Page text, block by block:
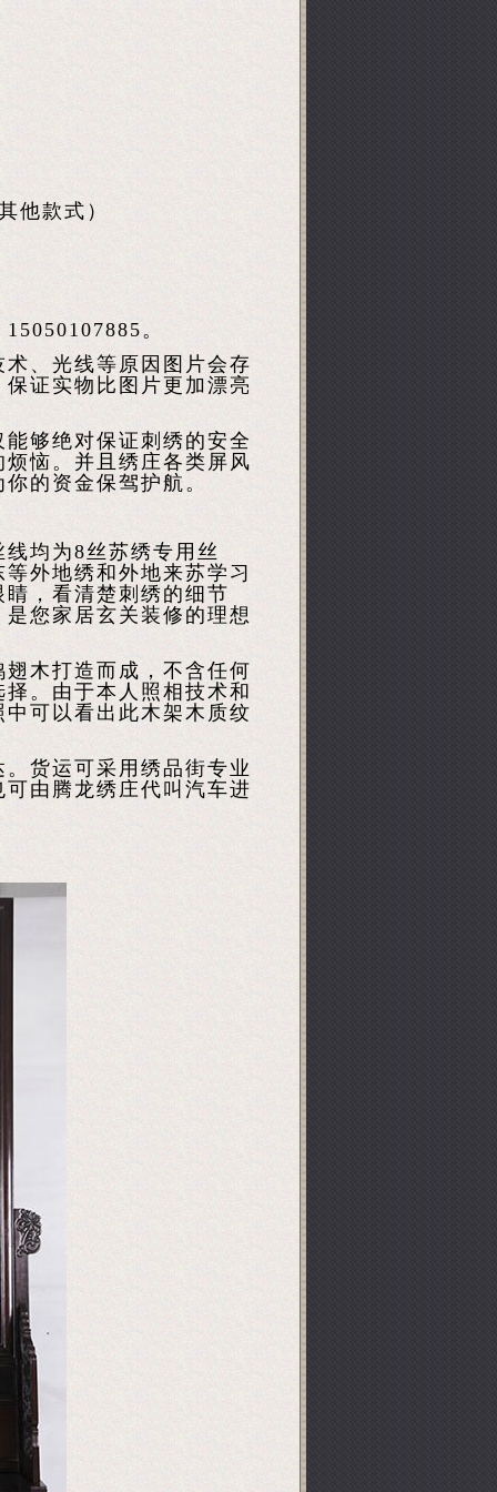
他款式）
。
、光线等原因图片会存
证实物比图片更加漂亮
够绝对保证刺绣的安全
恼。并且绣庄各类屏风
的资金保驾护航。
均为8丝苏绣专用丝
外地绣和外地来苏学习
，看清楚刺绣的细节
您家居玄关装修的理想
木打造而成，不含任何
。由于本人照相技术和
可以看出此木架木质纹
货运可采用绣品街专业
由腾龙绣庄代叫汽车进